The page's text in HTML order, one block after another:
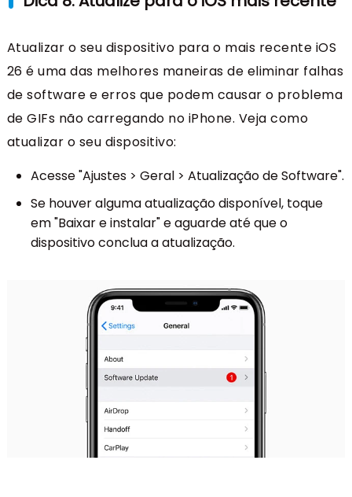
Atualizar o seu dispositivo para o mais recente iOS
26 é uma das melhores maneiras de eliminar falhas
de software e erros que podem causar o problema
de GIFs não carregando no iPhone. Veja como
atualizar o seu dispositivo:
Acesse "Ajustes > Geral > Atualização de Software".
Se houver alguma atualização disponível, toque
em "Baixar e instalar" e aguarde até que o
dispositivo conclua a atualização.